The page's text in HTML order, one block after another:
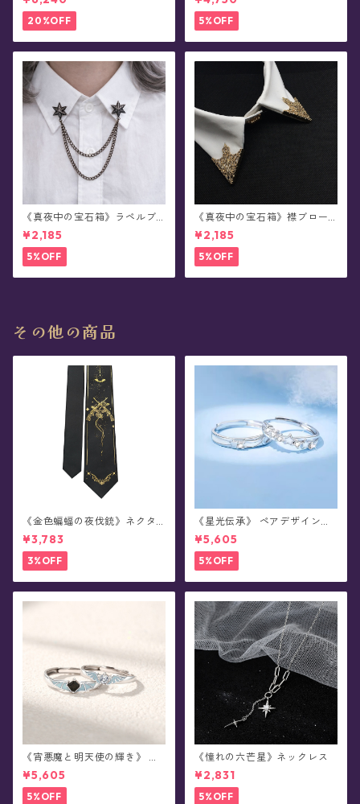
3種)
20%OFF 5%OFF
《真夜中の宝石箱》ラペルブ
ローチ(襟ブローチ)/チェーン
付きタックピン(全78種)
¥2,185
5%OFF
《真夜中の宝石箱》襟ブロー
チ/カラータックピン(2個セッ
ト/全5色)
¥2,185
5%OFF
その他の商品
《金色蝙蝠の夜伐銃》ネクタ
イ
¥3,783
3%OFF
《星光伝承》 ペアデザイン・
蓄光シルバーリング(全2種)
¥5,605
5%OFF
《宵悪魔と明天使の輝き》 ペ
アデザイン・蓄光シルバーリ
ング(全2種)
¥5,605
5%OFF
《憧れの六芒星》ネックレス
¥2,831
5%OFF